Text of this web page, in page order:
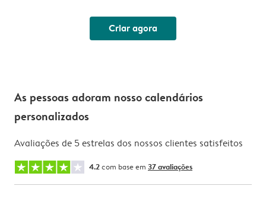
Criar agora
As pessoas adoram nosso calendários
personalizados
Avaliações de 5 estrelas dos nossos clientes satisfeitos
4.2com base em 37 avaliações